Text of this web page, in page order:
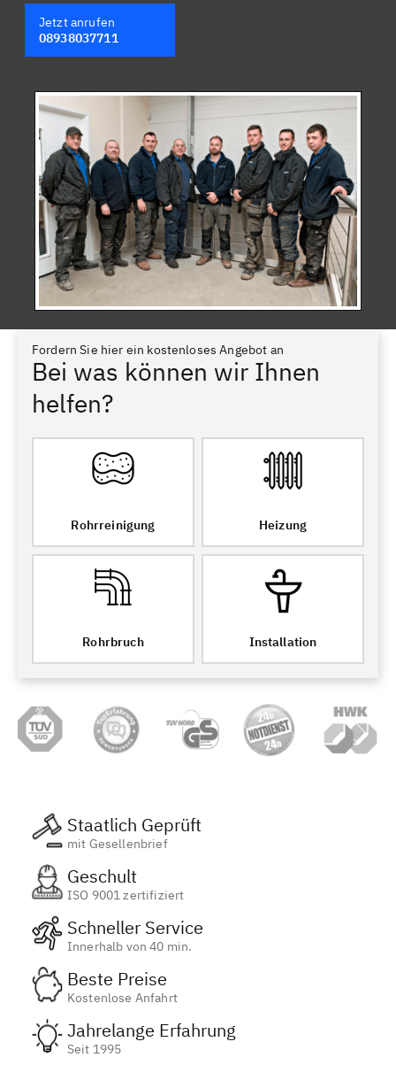
Jetzt anrufen
08938037711
Fordern Sie hier ein kostenloses Angebot an
Bei was können wir Ihnen
helfen?
Rohrreinigung Heizung
Rohrbruch Installation
Staatlich Geprüft
mit Gesellenbrief
Geschult
ISO 9001 zertifiziert
Schneller Service
Innerhalb von 40 min.
Beste Preise
Kostenlose Anfahrt
Jahrelange Erfahrung
Seit 1995